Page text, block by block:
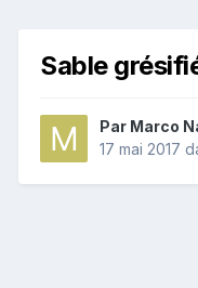
Sable
Par Marco
17 mai 2017